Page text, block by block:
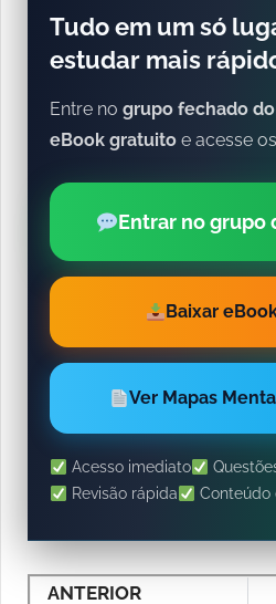
Tudo em um só
estudar mais
Entre no grupo fechado
eBook gratuito e acesse os
Entrar no grupo
Baixar
Ver Mapas
Acesso imediato
Revisão rápida
Conteúdo
ANTERIOR